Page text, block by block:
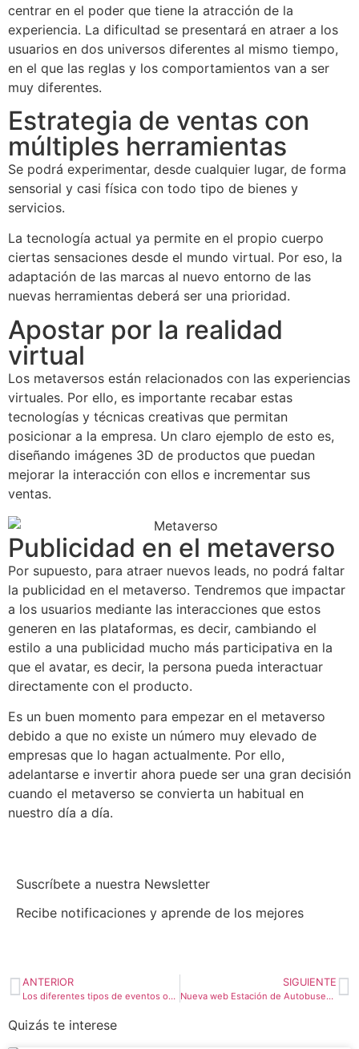
centrar en el poder que tiene la atracción de la
experiencia. La dificultad se presentará en atraer a los
usuarios en dos universos diferentes al mismo tiempo,
en el que las reglas y los comportamientos van a ser
muy diferentes.
Estrategia de ventas con
múltiples herramientas
Se podrá experimentar, desde cualquier lugar, de forma
sensorial y casi física con todo tipo de bienes y
servicios.
La tecnología actual ya permite en el propio cuerpo
ciertas sensaciones desde el mundo virtual. Por eso, la
adaptación de las marcas al nuevo entorno de las
nuevas herramientas deberá ser una prioridad.
Apostar por la realidad
virtual
Los metaversos están relacionados con las experiencias
virtuales. Por ello, es importante recabar estas
tecnologías y técnicas creativas que permitan
posicionar a la empresa. Un claro ejemplo de esto es,
diseñando imágenes 3D de productos que puedan
mejorar la interacción con ellos e incrementar sus
ventas.
Publicidad en el metaverso
Por supuesto, para atraer nuevos leads, no podrá faltar
la publicidad en el metaverso. Tendremos que impactar
a los usuarios mediante las interacciones que estos
generen en las plataformas, es decir, cambiando el
estilo a una publicidad mucho más participativa en la
que el avatar, es decir, la persona pueda interactuar
directamente con el producto.
Es un buen momento para empezar en el metaverso
debido a que no existe un número muy elevado de
empresas que lo hagan actualmente. Por ello,
adelantarse e invertir ahora puede ser una gran decisión
cuando el metaverso se convierta un habitual en
nuestro día a día.
Suscríbete a nuestra Newsletter
Recibe notificaciones y aprende de los mejores
ANTERIOR
Los diferentes tipos de eventos online
SIGUIENTE
Nueva web Estación de Autobuses de Talavera de la Reina
Quizás te interese